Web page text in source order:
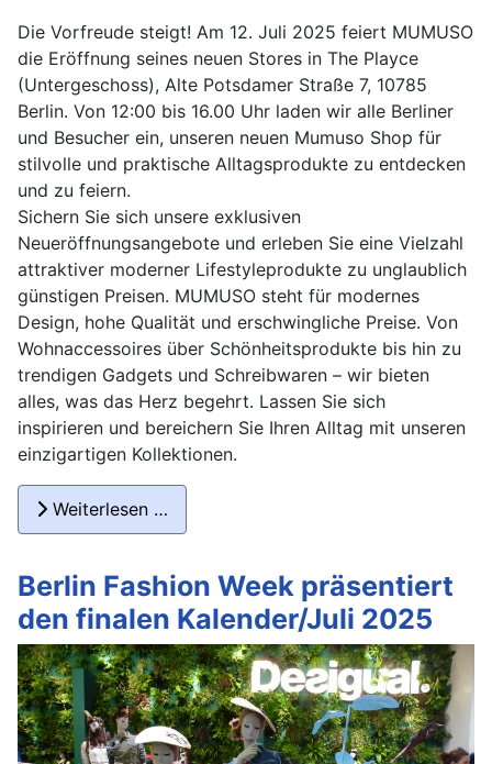
Die Vorfreude steigt! Am 12. Juli 2025 feiert MUMUSO
die Eröffnung seines neuen Stores in The Playce
(Untergeschoss), Alte Potsdamer Straße 7, 10785
Berlin. Von 12:00 bis 16.00 Uhr laden wir alle Berliner
und Besucher ein, unseren neuen Mumuso Shop für
stilvolle und praktische Alltagsprodukte zu entdecken
und zu feiern.
Sichern Sie sich unsere exklusiven
Neueröffnungsangebote und erleben Sie eine Vielzahl
attraktiver moderner Lifestyleprodukte zu unglaublich
günstigen Preisen. MUMUSO steht für modernes
Design, hohe Qualität und erschwingliche Preise. Von
Wohnaccessoires über Schönheitsprodukte bis hin zu
trendigen Gadgets und Schreibwaren – wir bieten
alles, was das Herz begehrt. Lassen Sie sich
inspirieren und bereichern Sie Ihren Alltag mit unseren
einzigartigen Kollektionen.
Weiterlesen …
Berlin Fashion Week präsentiert
den finalen Kalender/Juli 2025